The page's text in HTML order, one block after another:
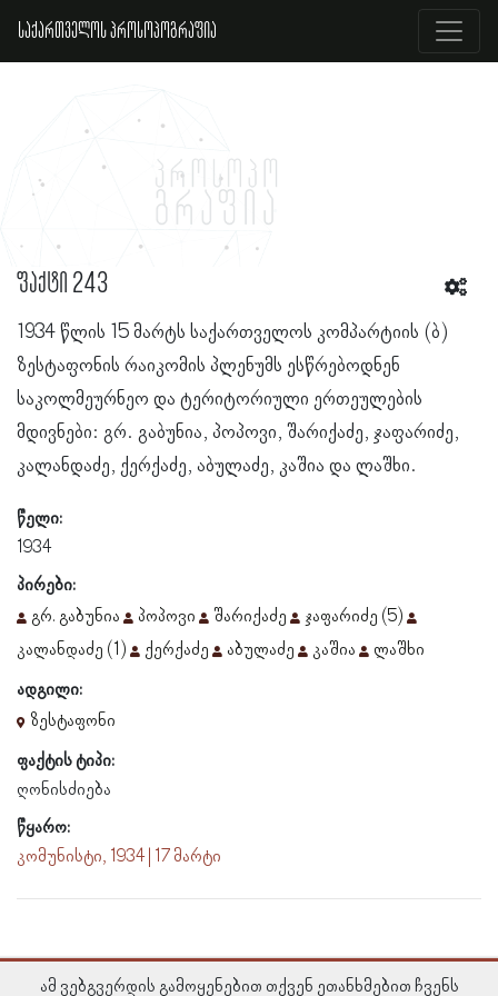
საქართველოს პროსოპოგრაფია
ფაქტი 243
1934 წლის 15 მარტს საქართველოს კომპარტიის (ბ)
ზესტაფონის რაიკომის პლენუმს ესწრებოდნენ
საკოლმეურნეო და ტერიტორიული ერთეულების
მდივნები: გრ. გაბუნია, პოპოვი, შარიქაძე, ჯაფარიძე,
კალანდაძე, ქერქაძე, აბულაძე, კაშია და ლაშხი.
წელი:
1934
პირები:
გრ. გაბუნია
პოპოვი შარიქაძე
ჯაფარიძე (5)
კალანდაძე (1)
ქერქაძე აბულაძე კაშია
ლაშხი
ადგილი:
ზესტაფონი
ფაქტის ტიპი:
ღონისძიება
წყარო:
კომუნისტი, 1934 | 17 მარტი
ამ ვებგვერდის გამოყენებით თქვენ ეთანხმებით ჩვენს